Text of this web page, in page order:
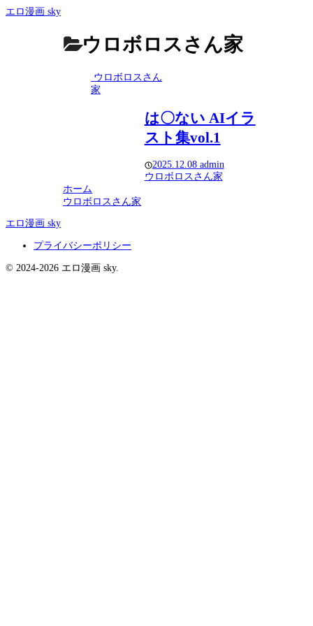
エロ漫画 sky
ウロボロスさん家
ウロボロスさん
家
は〇ない AIイラ
スト集vol.1
2025.12.08 admin
ウロボロスさん家
ホーム
ウロボロスさん家
エロ漫画 sky
プライバシーポリシー
© 2024-2026 エロ漫画 sky.